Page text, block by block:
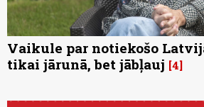
Vaikule par notiekošo
tikai jārunā, bet jābļauj 4